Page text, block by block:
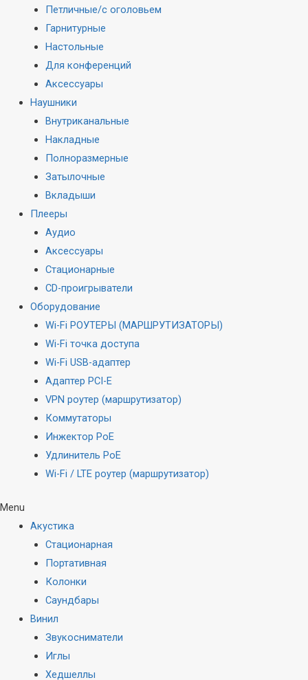
Петличные/с оголовьем
Гарнитурные
Настольные
Для конференций
Аксессуары
Наушники
Внутриканальные
Накладные
Полноразмерные
Затылочные
Вкладыши
Плееры
Аудио
Аксессуары
Стационарные
CD-проигрыватели
Оборудование
Wi-Fi РОУТЕРЫ (МАРШРУТИЗАТОРЫ)
Wi-Fi точка доступа
Wi-Fi USB-адаптер
Адаптер PCI-E
VPN роутер (маршрутизатор)
Коммутаторы
Инжектор PoE
Удлинитель PoE
Wi-Fi / LTE роутер (маршрутизатор)
Menu
Акустика
Стационарная
Портативная
Колонки
Саундбары
Винил
Звукосниматели
Иглы
Хедшеллы